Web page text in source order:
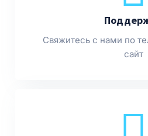
Свяжитесь с нами по
сайт